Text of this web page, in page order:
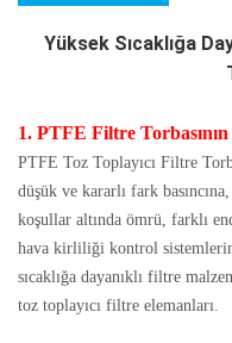
Yüksek Sıcaklığa
1. PTFE Filtre Torbasının
PTFE Toz Toplayıcı Filtre
düşük ve kararlı fark
koşullar altında ömrü, farklı
hava kirliliği kontrol
sıcaklığa dayanıklı filtre
toz toplayıcı filtre elemanları.